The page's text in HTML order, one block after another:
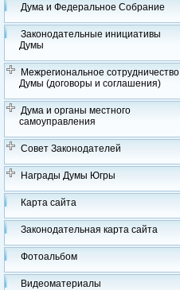
Дума и Федеральное Собрание
Законодательные инициативы
Думы
Межрегиональное сотрудничество
Думы (договоры и соглашения)
Дума и органы местного
самоуправления
Совет Законодателей
Награды Думы Югры
Карта сайта
Законодательная карта сайта
Фотоальбом
Видеоматериалы